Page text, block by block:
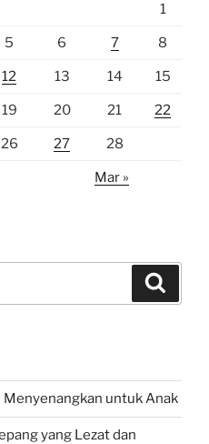
1
5 6 7 8
12 13 14 15
19 20 21 22
26 27 28
Mar »
untuk Anak
yang Lezat dan